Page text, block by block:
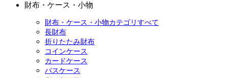
財布・ケース・小物
財布・ケース・小物カテゴリすべて
長財布
折りたたみ財布
コインケース
カードケース
パスケース